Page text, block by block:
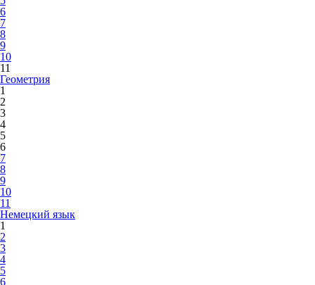
6
7
8
9
10
11
Геометрия
1
2
3
4
5
6
7
8
9
10
11
Немецкий язык
1
2
3
4
5
6